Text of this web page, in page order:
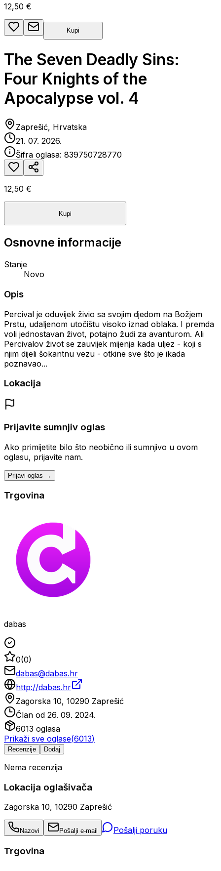
12,50 €
Kupi
The Seven Deadly Sins:
Four Knights of the
Apocalypse vol. 4
Zaprešić, Hrvatska
21. 07. 2026.
Šifra oglasa: 839750728770
12,50 €
Kupi
Osnovne informacije
Stanje
Novo
Opis
Percival je oduvijek živio sa svojim djedom na Božjem
Prstu, udaljenom utočištu visoko iznad oblaka. I premda
voli jednostavan život, potajno žudi za avanturom. Ali
Percivalov život se zauvijek mijenja kada uljez - koji s
njim dijeli šokantnu vezu - otkine sve što je ikada
poznavao...
Lokacija
Prijavite sumnjiv oglas
Ako primijetite bilo što neobično ili sumnjivo u ovom
oglasu, prijavite nam.
Prijavi oglas →
Trgovina
dabas
0(0)
dabas@dabas.hr
http://dabas.hr
Zagorska 10, 10290 Zaprešić
Član od 26. 09. 2024.
6013 oglasa
Prikaži sve oglase(6013)
Recenzije Dodaj
Nema recenzija
Lokacija oglašivača
Zagorska 10, 10290 Zaprešić
Nazovi Pošalji e-mail Pošalji poruku
Trgovina